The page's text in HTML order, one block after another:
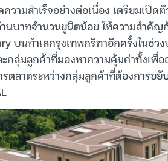
วามสำเร็จอย่างต่อเนื่อง เตรียมเปิ
านบาทจำนวนยูนิตน้อย ให้ความสำคั
บนทำเลกรุงเทพกรีฑาอีกครั้งในช่
กลุ่มลูกค้าที่มองหาความคุ้มค่าทั้งเพื่
รตลาดระหว่างกลุ่มลูกค้าที่ต้องการข